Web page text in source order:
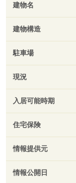
建物名
建物構造
駐車場
現況
入居可能時期
住宅保険
情報提供元
情報公開日